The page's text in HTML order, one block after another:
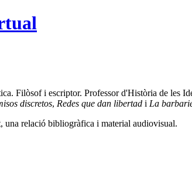
Filòsof i escriptor. Professor d'Història de les
discretos, Redes que dan libertad i La
una relació bibliogràfica i material audiovisual.